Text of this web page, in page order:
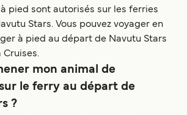
pied sont autorisés sur les ferries
Stars. Vous pouvez voyager en
à pied au départ de Navutu Stars
Cruises.
mon animal de
le ferry au départ de
?